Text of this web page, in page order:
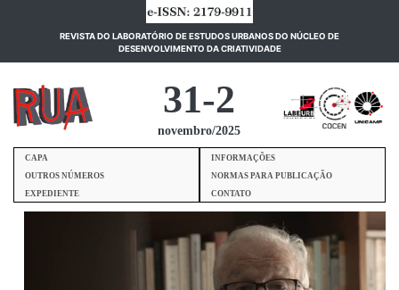
REVISTA DO LABORATÓRIO DE ESTUDOS URBANOS DO NÚCLEO DE
DESENVOLVIMENTO DA CRIATIVIDADE(current)
31-2
novembro/2025
CAPA
INFORMAÇÕES
OUTROS NÚMEROS
NORMAS PARA PUBLICAÇÃO
EXPEDIENTE
CONTATO